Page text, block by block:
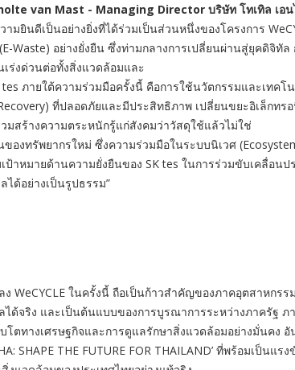
van Mast - Managing Director บริษัท โทเทิล เอน
ามยินดีเป็นอย่างยิ่งที่ได้ร่วมเป็นส่วนหนึ่งของโครงการ
Waste) อย่างยั่งยืน ซึ่งท่ามกลางการเปลี่ยนผ่านสู่ยุคดิจิทั
เร่งด่วนต่อทั้งสิ่งแวดล้อมและ
ภายใต้ความร่วมมือครั้งนี้ คือการใช้นวัตกรรมและเทค
ที่ปลอดภัยและมีประสิทธิภาพ เปลี่ยนขยะอิเล็กท
มสร้างความตระหนักรู้แก่สังคมว่าวัสดุใช้แล้วไม่ใช่
ของทรัพยากรใหม่ ซึ่งความร่วมมือในระบบนิเวศ
เป้าหมายด้านความยั่งยืนของ SK tes ในการร่วมขับเคลื่อน
ได้อย่างเป็นรูปธรรม”
WeCYCLE ในครั้งนี้ ถือเป็นก้าวสำคัญของภาคอุตสาหกร
ได้จริง และเป็นต้นแบบของการบูรณาการระหว่างภาครัฐ
โตทางเศรษฐกิจและการดูแลรักษาสิ่งแวดล้อมอย่างมั่นคง
SHAPE THE FUTURE FOR THAILAND’ ที่พร้อมเป็น